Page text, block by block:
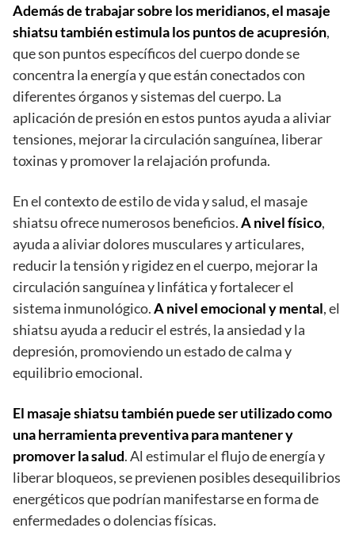
Además de trabajar sobre los meridianos, el masaje
shiatsu también estimula los puntos de acupresión,
que son puntos específicos del cuerpo donde se
concentra la energía y que están conectados con
diferentes órganos y sistemas del cuerpo. La
aplicación de presión en estos puntos ayuda a aliviar
tensiones, mejorar la circulación sanguínea, liberar
toxinas y promover la relajación profunda.
En el contexto de estilo de vida y salud, el masaje
shiatsu ofrece numerosos beneficios.A nivel físico,
ayuda a aliviar dolores musculares y articulares,
reducir la tensión y rigidez en el cuerpo, mejorar la
circulación sanguínea y linfática y fortalecer el
sistema inmunológico.A nivel emocional y mental, el
shiatsu ayuda a reducir el estrés, la ansiedad y la
depresión, promoviendo un estado de calma y
equilibrio emocional.
El masaje shiatsu también puede ser utilizado como
una herramienta preventiva para mantener y
promover la salud. Al estimular el flujo de energía y
liberar bloqueos, se previenen posibles desequilibrios
energéticos que podrían manifestarse en forma de
enfermedades o dolencias físicas.